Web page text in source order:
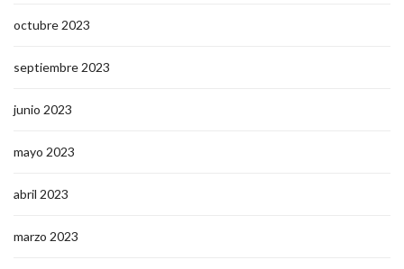
octubre 2023
septiembre 2023
junio 2023
mayo 2023
abril 2023
marzo 2023